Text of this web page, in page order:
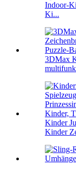
Indoor-
Ki...
3DMax
Kinder
Kinder